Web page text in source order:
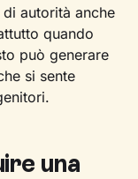
autorità anche
quando
può generare
si sente
una